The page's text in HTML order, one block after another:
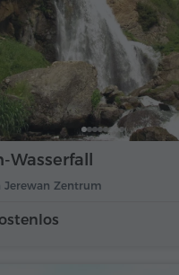
Jerewan Zentrum
Wasserfall